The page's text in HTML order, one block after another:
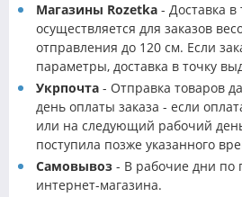
Магазины Rozetka - Доставка
осуществляется для заказов
отправления до 120 см. Если
параметры, доставка в точку
Укрпочта - Отправка товаров
день оплаты заказа - если
или на следующий рабочий
поступила позже указанного
Самовывоз - В рабочие дни по
интернет-магазина.